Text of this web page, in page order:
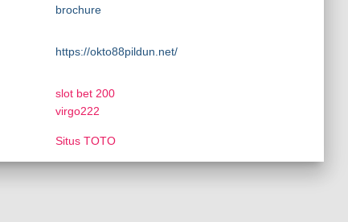
brochure
https://okto88pildun.net/
slot bet 200
virgo222
Situs TOTO